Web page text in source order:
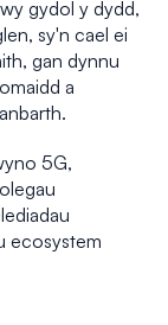
gydol y dydd,
sy'n cael ei
gan dynnu
a
5G,
ecosystem